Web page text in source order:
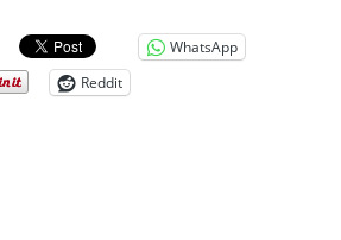
WhatsApp
Reddit